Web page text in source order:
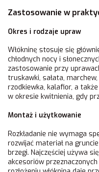
Zastosowanie w
Okres i rodzaje upraw
Włókninę stosuje się
chłodnych nocy i
zastosowanie przy
truskawki, sałata,
rzodkiewka, kalafior, a
w okresie kwitnienia, gdy
Montaż i użytkowanie
Rozkładanie nie wymaga
rozwijać materiał na
brzegi. Najczęściej używa
akcesoriów